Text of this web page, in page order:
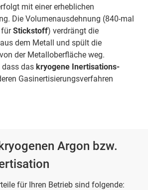
mit einer erheblichen
Die Volumenausdehnung (840-mal
fürStickstoff) verdrängt die
aus dem Metall und spült die
der Metalloberfläche weg.
dass das kryogene Inertisations-
Gasinertisierungsverfahren
Argon bzw.
für Ihren Betrieb sind folgende: